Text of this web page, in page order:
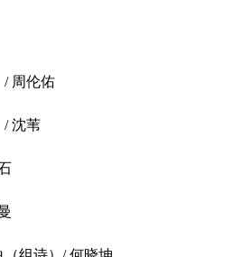
周伦佑
沈苇